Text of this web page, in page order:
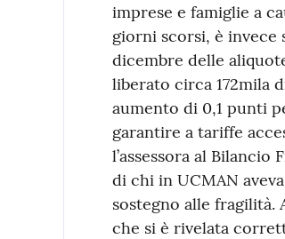
imprese e famiglie a
giorni scorsi, è invece
dicembre delle
liberato circa 172mila
aumento di 0,1 punti
garantire a tariffe
l’assessora al
di chi in UCMAN
sostegno alle fragilità.
che si è rivelata